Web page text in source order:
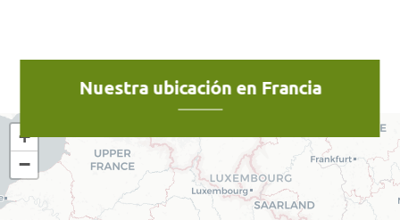
+
−
Nuestra ubicación en Francia